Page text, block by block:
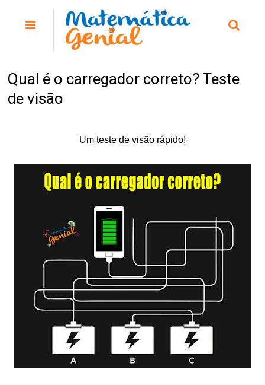
Qual é o carregador correto? Teste
de visão
Um teste de visão rápido!